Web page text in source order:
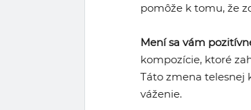
pomôže k tomu, že
Mení sa vám
kompozície, ktoré
Táto zmena telesnej
váženie.